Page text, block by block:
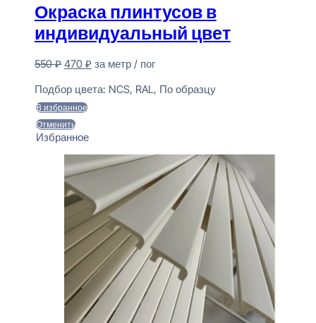
Окраска плинтусов в
индивидуальный цвет
550₽ Первоначальная
составляла
550 ₽.
470 ₽Текущая
470 ₽.
за метр / пог
Подбор цвета: NCS, RAL, По образцу
В избранное
Отменить
Избранное